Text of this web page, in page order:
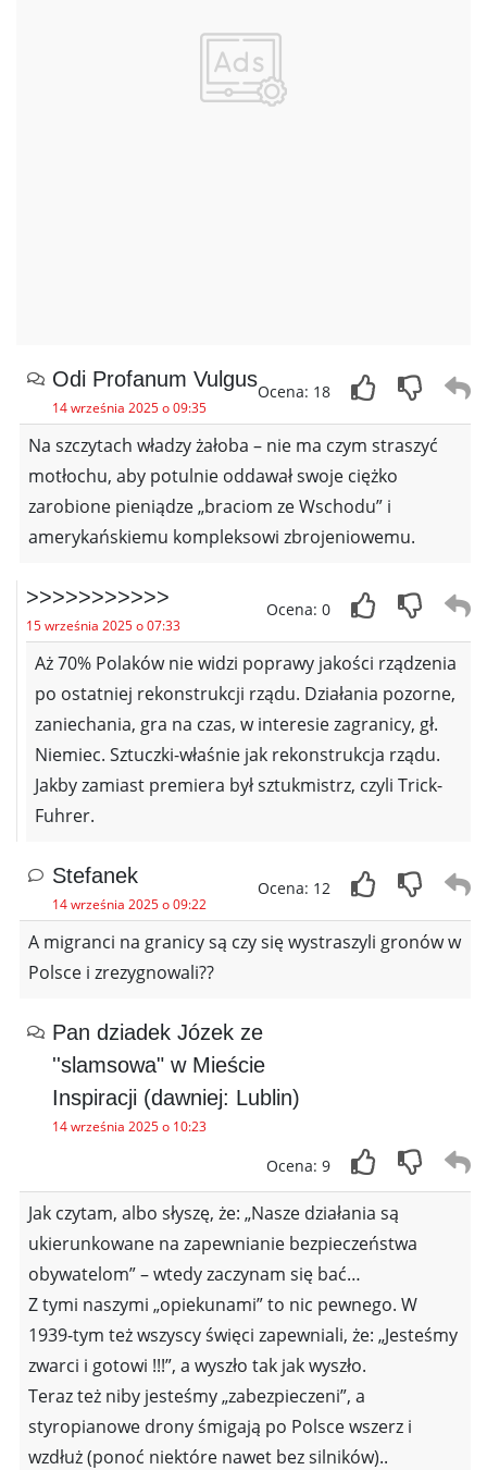
Odi Profanum Vulgus
14 września 2025 o 09:35
Ocena: 18
Na szczytach władzy żałoba – nie ma czym straszyć
motłochu, aby potulnie oddawał swoje ciężko
zarobione pieniądze „braciom ze Wschodu” i
amerykańskiemu kompleksowi zbrojeniowemu.
>>>>>>>>>>>
15 września 2025 o 07:33
Ocena: 0
Aż 70% Polaków nie widzi poprawy jakości rządzenia
po ostatniej rekonstrukcji rządu. Działania pozorne,
zaniechania, gra na czas, w interesie zagranicy, gł.
Niemiec. Sztuczki-właśnie jak rekonstrukcja rządu.
Jakby zamiast premiera był sztukmistrz, czyli Trick-
Fuhrer.
Stefanek
14 września 2025 o 09:22
Ocena: 12
A migranci na granicy są czy się wystraszyli gronów w
Polsce i zrezygnowali??
Pan dziadek Józek ze
''slamsowa" w Mieście
Inspiracji (dawniej: Lublin)
14 września 2025 o 10:23
Ocena: 9
Jak czytam, albo słyszę, że: „Nasze działania są
ukierunkowane na zapewnianie bezpieczeństwa
obywatelom” – wtedy zaczynam się bać…
Z tymi naszymi „opiekunami” to nic pewnego. W
1939-tym też wszyscy święci zapewniali, że: „Jesteśmy
zwarci i gotowi !!!”, a wyszło tak jak wyszło.
Teraz też niby jesteśmy „zabezpieczeni”, a
styropianowe drony śmigają po Polsce wszerz i
wzdłuż (ponoć niektóre nawet bez silników)..